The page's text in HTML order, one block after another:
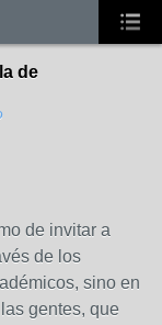
de
de invitar a
de los
sino en
gentes, que